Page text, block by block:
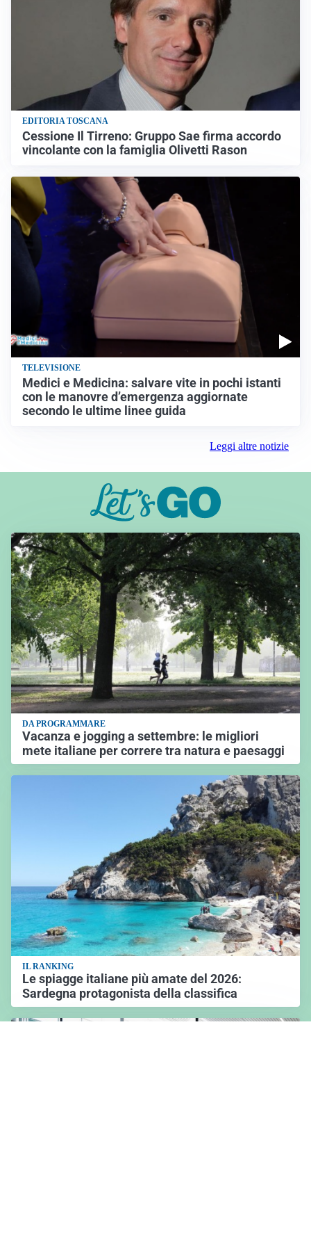
EDITORIA TOSCANA
Cessione Il Tirreno: Gruppo Sae firma accordo
vincolante con la famiglia Olivetti Rason
TELEVISIONE
Medici e Medicina: salvare vite in pochi istanti
con le manovre d’emergenza aggiornate
secondo le ultime linee guida
Leggi altre notizie
DA PROGRAMMARE
Vacanza e jogging a settembre: le migliori
mete italiane per correre tra natura e paesaggi
IL RANKING
Le spiagge italiane più amate del 2026:
Sardegna protagonista della classifica